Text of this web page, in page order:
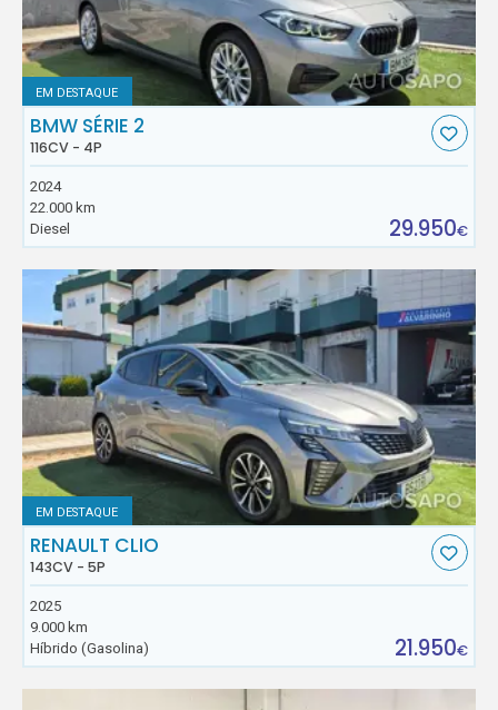
EM DESTAQUE
BMW SÉRIE 2
116CV - 4P
2024
22.000 km
Diesel
29.950€
EM DESTAQUE
RENAULT CLIO
143CV - 5P
2025
9.000 km
Híbrido (Gasolina)
21.950€